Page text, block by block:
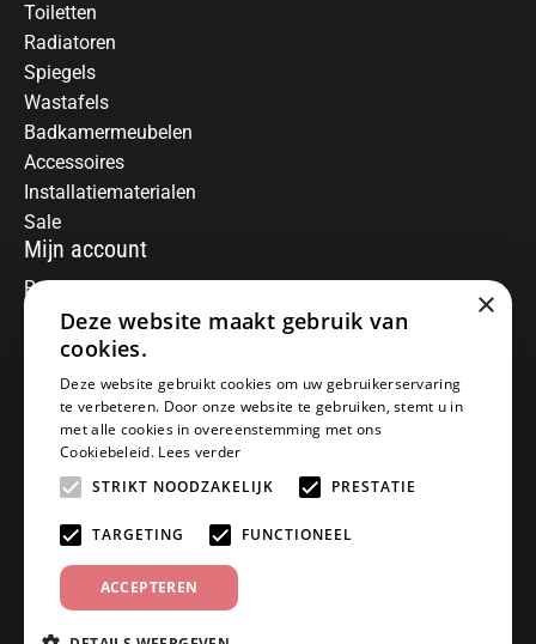
Toiletten
Radiatoren
Spiegels
Wastafels
Badkamermeubelen
Accessoires
Installatiematerialen
Sale
Mijn account
Registreren
Mijn bestellingen
Informatie
Over ons
Algemene voorwaarden
Disclaimer
Privacy Policy
Betaalmethoden
Retourneren
Klantenservice
Offerte aanvragen
×
Deze website maakt gebruik van
cookies.
Deze website gebruikt cookies om uw gebruikerservaring
te verbeteren. Door onze website te gebruiken, stemt u in
met alle cookies in overeenstemming met ons
Cookiebeleid. Lees verder
STRIKT NOODZAKELIJK
PRESTATIE
TARGETING FUNCTIONEEL
ACCEPTEREN